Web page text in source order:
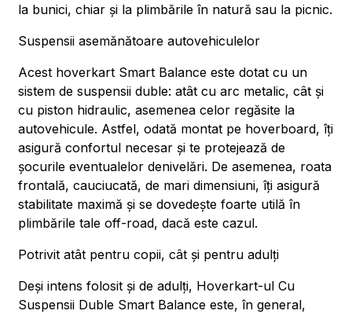
la bunici, chiar și la plimbările în natură sau la picnic.
Suspensii asemănătoare autovehiculelor
Acest hoverkart Smart Balance este dotat cu un
sistem de suspensii duble: atât cu arc metalic, cât și
cu piston hidraulic, asemenea celor regăsite la
autovehicule. Astfel, odată montat pe hoverboard, îți
asigură confortul necesar și te protejează de
șocurile eventualelor denivelări. De asemenea, roata
frontală, cauciucată, de mari dimensiuni, îți asigură
stabilitate maximă și se dovedește foarte utilă în
plimbările tale off-road, dacă este cazul.
Potrivit atât pentru copii, cât și pentru adulți
Deși intens folosit și de adulți, Hoverkart-ul Cu
Suspensii Duble Smart Balance este, în general,